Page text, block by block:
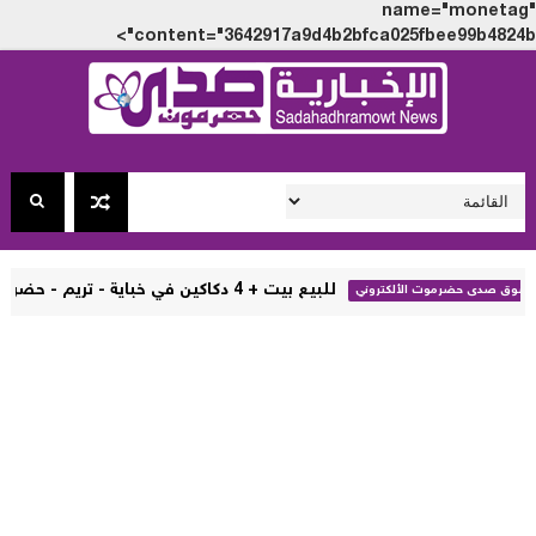
الألكتروني للبيع بيت + 4 دكاكين في خباية - تريم - حضرموت ( تفاصيل + صور )